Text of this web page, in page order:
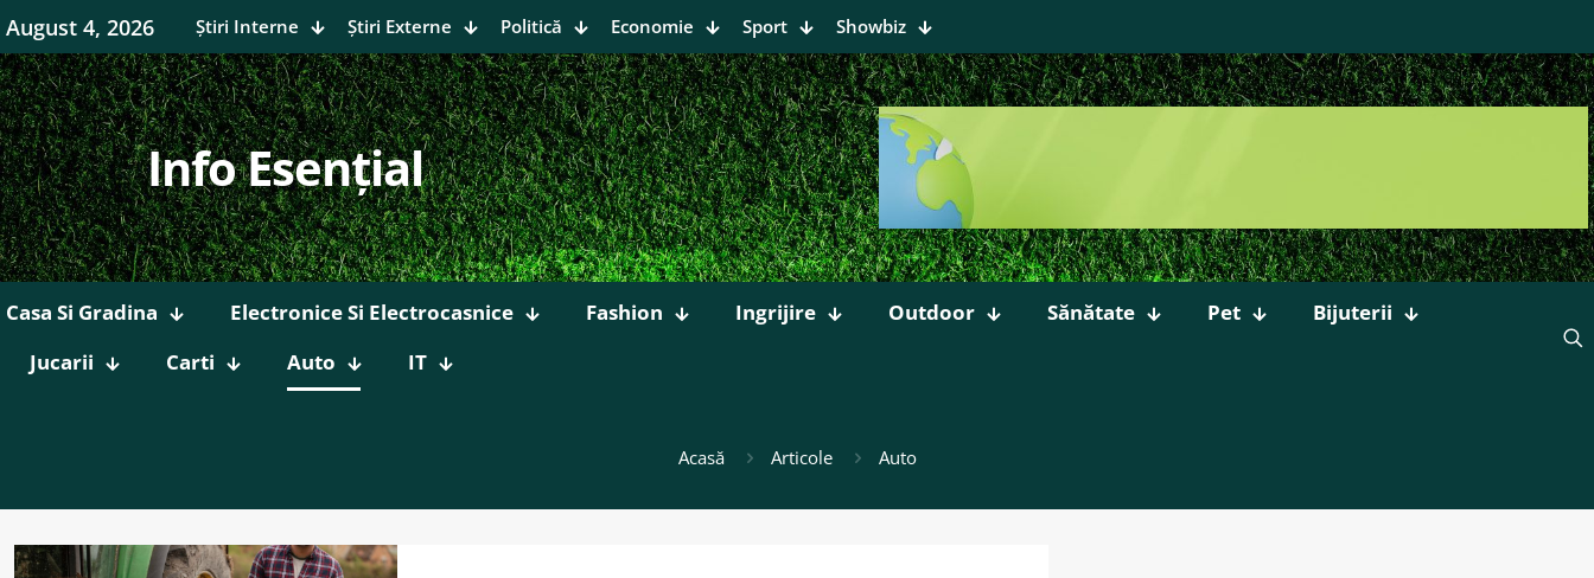
August 4, 2026 Știri Interne Știri Externe Politică Economie Sport Showbiz
Info Esențial
Casa Si Gradina Electronice Si Electrocasnice Fashion Ingrijire Outdoor Sănătate Pet
Bijuterii
Jucarii
Carti Auto IT
Acasă Articole Auto